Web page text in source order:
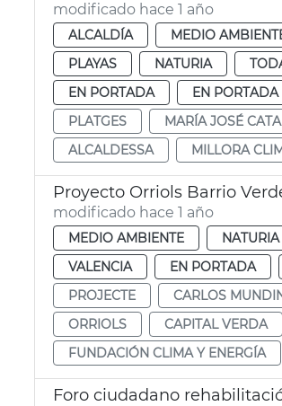
modificado hace 1 año
ALCALDÍA MEDIO
PLAYAS
NATURIA
EN PORTADA
EN PORTADA
PLATGES
MARÍA JOSÉ
ALCALDESSA
MILLORA
Proyecto Orriols Barrio
modificado hace 1 año
MEDIO AMBIENTE NATURIA
VALENCIA
EN PORTADA
PROJECTE
CARLOS
ORRIOLS
CAPITAL VERDA
FUNDACIÓN CLIMA Y ENERGÍA
Foro ciudadano